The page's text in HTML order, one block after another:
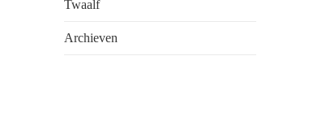
Twaalf
Archieven